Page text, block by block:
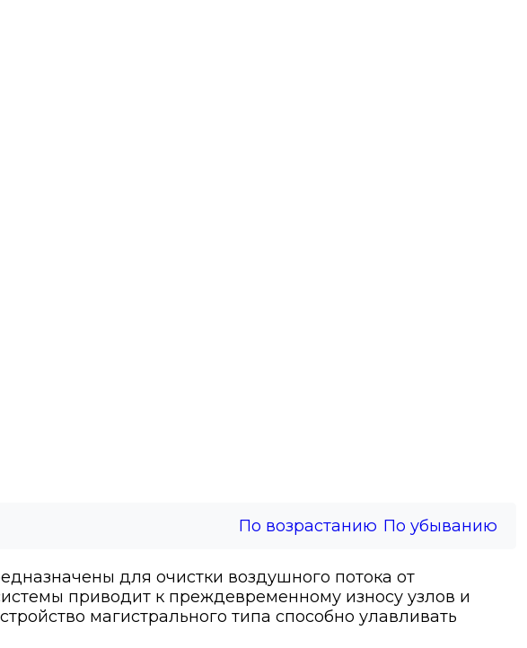
По возрастанию По убыванию
для очистки воздушного потока от
приводит к преждевременному износу узлов и
магистрального типа способно улавливать